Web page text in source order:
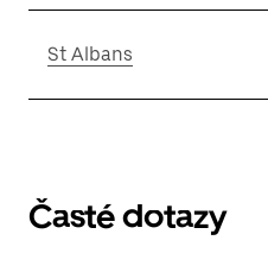
St Albans
Časté dotazy